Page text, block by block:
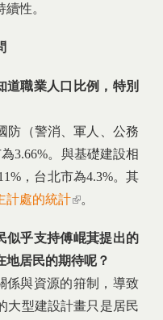
性。
道職業人口比例，特別
防（警消、軍人、公務
3.66%。與基礎建設相
，台北市為4.3%。其
計處的統計(link is
。
似乎支持傅崐萁提出的
地居民的期待呢？
係與資源的箝制，導致
大型建設計畫只是居民